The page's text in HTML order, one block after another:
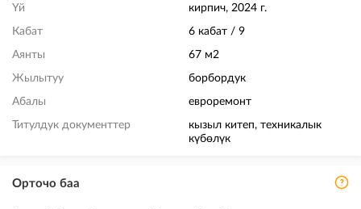
Үй кирпич, 2024 г.
Кабат 6 кабат / 9
Аянты 67 м2
Жылытуу борбордук
Абалы евроремонт
Титулдук документтер
кызыл китеп, техникалык
күбөлүк
Орточо баа